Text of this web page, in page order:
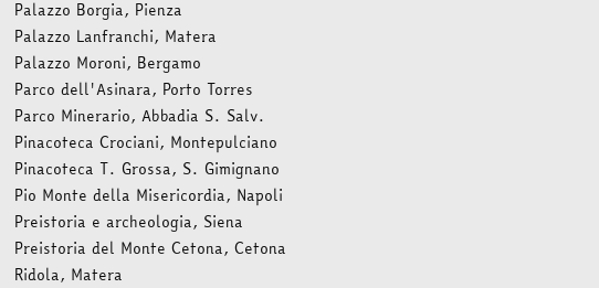
Palazzo Borgia, Pienza
Palazzo Lanfranchi, Matera
Palazzo Moroni, Bergamo
Parco dell'Asinara, Porto Torres
Parco Minerario, Abbadia S. Salv.
Pinacoteca Crociani, Montepulciano
Pinacoteca T. Grossa, S. Gimignano
Pio Monte della Misericordia, Napoli
Preistoria e archeologia, Siena
Preistoria del Monte Cetona, Cetona
Ridola, Matera